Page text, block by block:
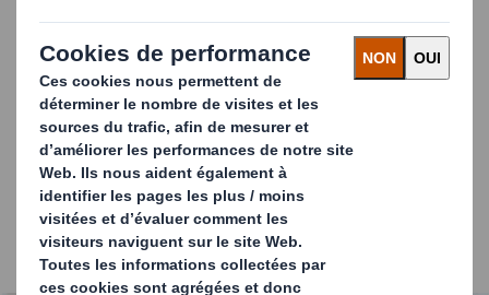
Nos recherches montrent que les entreprises sont
gênées par des approchescloisonnées de
l'approvisionnement en emballages et par
focalisation à court terme sur les coûts
soient nombreuses à reconnaître qu'un emballage
optimisé peut avoir des effets positifs sur l'ensemble de
la chaîne d'approvisionnement, et qu'à grande échelle,
cela peut représenter des gains d'efficacité significatifs
(en termes de coûts et d'environnement).